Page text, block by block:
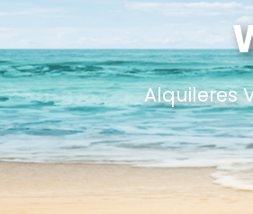
Alquileres